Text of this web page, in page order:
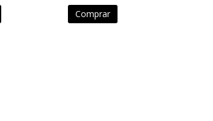
Comprar